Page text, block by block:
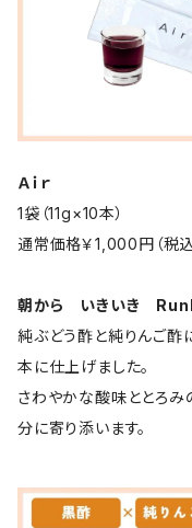
Ａｉｒ
1袋（11g×10本）
通常価格￥1,000円（税込
朝から いきいき
純ぶどう酢と純りんご酢
本に仕上げました。
さわやかな酸味ととろみ
分に寄り添います。